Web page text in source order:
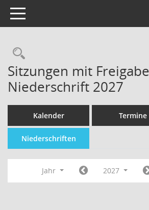
Toggle navigation
Sitzungen mit
Niederschrift 2027
Kalender Termine
Niederschriften
Jahr 2027